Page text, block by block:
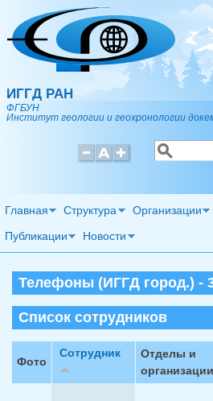
Перейти к основному содержанию
ИГГД РАН
ФГБУН
Институт геологии и геохронологии
Форма
Поиск
Главная Структура Организации
Публикации Новости
Телефоны (ИГГД город.) -
Список сотрудников
Фото
Сотрудник
Отделы и
организации